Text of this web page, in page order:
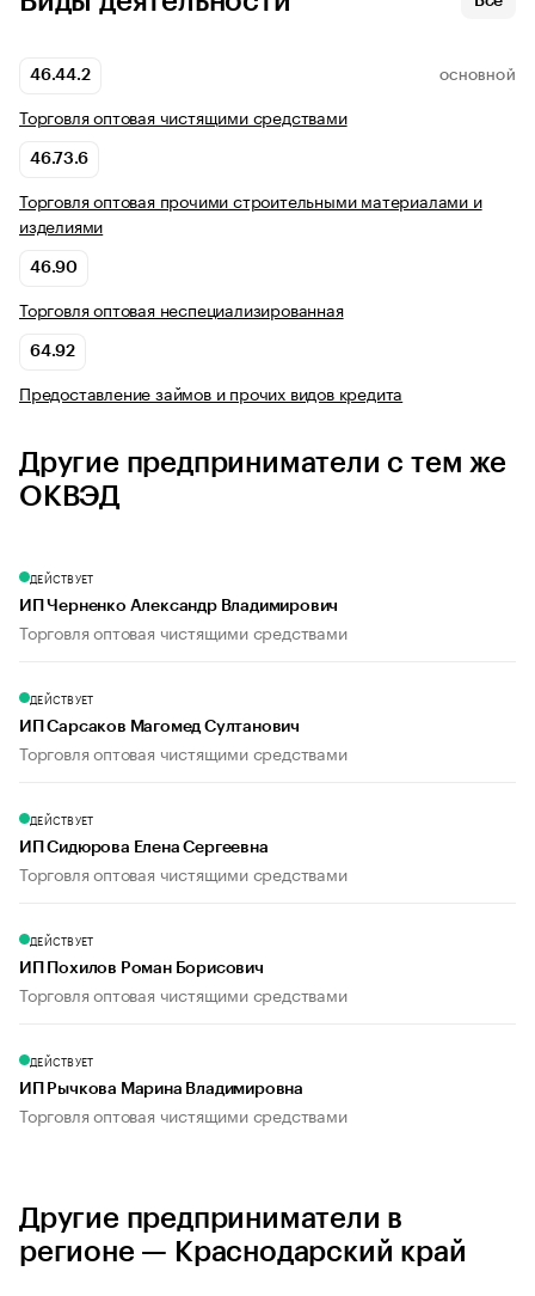
46.44.2 ОСНОВНОЙ
Торговля оптовая чистящими средствами
46.73.6
Торговля оптовая прочими строительными материалами и
изделиями
46.90
Торговля оптовая неспециализированная
64.92
Предоставление займов и прочих видов кредита
Другие предприниматели с тем же
ОКВЭД
ДЕЙСТВУЕТ
ИП Черненко Александр Владимирович
Торговля оптовая чистящими средствами
ДЕЙСТВУЕТ
ИП Сарсаков Магомед Султанович
Торговля оптовая чистящими средствами
ДЕЙСТВУЕТ
ИП Сидюрова Елена Сергеевна
Торговля оптовая чистящими средствами
ДЕЙСТВУЕТ
ИП Похилов Роман Борисович
Торговля оптовая чистящими средствами
ДЕЙСТВУЕТ
ИП Рычкова Марина Владимировна
Торговля оптовая чистящими средствами
Другие предприниматели в
регионе — Краснодарский край